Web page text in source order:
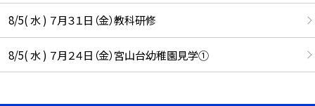
8/5( 水 ) ７月３１日（金）教科研修
8/5( 水 ) ７月２４日（金）宮山台幼稚園見学①